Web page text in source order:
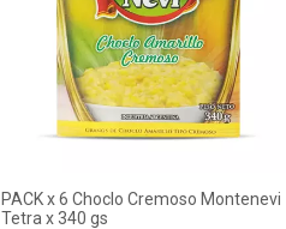
PACK x 6 Choclo Cremoso Montenevi
Tetra x 340 gs